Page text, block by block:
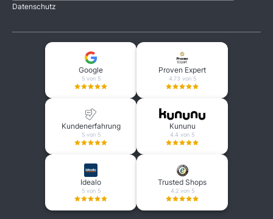
Datenschutz
Google
5 von 5
Proven Expert
4.73 von 5
Kundenerfahrung
5 von 5
Kununu
4.4 von 5
Idealo
5 von 5
Trusted Shops
4.2 von 5